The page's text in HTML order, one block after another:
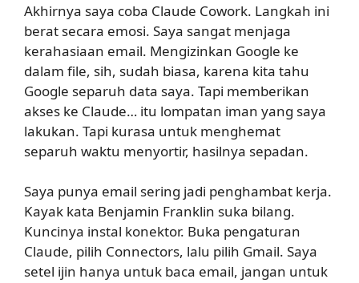
Akhirnya saya coba Claude Cowork. Langkah ini
berat secara emosi. Saya sangat menjaga
kerahasiaan email. Mengizinkan Google ke
dalam file, sih, sudah biasa, karena kita tahu
Google separuh data saya. Tapi memberikan
akses ke Claude… itu lompatan iman yang saya
lakukan. Tapi kurasa untuk menghemat
separuh waktu menyortir, hasilnya sepadan.
Saya punya email sering jadi penghambat kerja.
Kayak kata Benjamin Franklin suka bilang.
Kuncinya instal konektor. Buka pengaturan
Claude, pilih Connectors, lalu pilih Gmail. Saya
setel ijin hanya untuk baca email, jangan untuk